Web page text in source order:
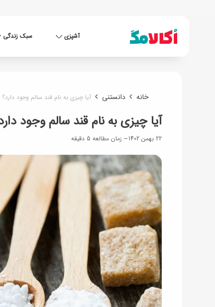
آشپزی سبک زندگی
خانه دانستنی آیا چیزی به نام قند سالم وجود دارد؟
آیا چیزی به نام قند سالم وجود
22 بهمن 1402 زمان مطالعه 5 دقیقه